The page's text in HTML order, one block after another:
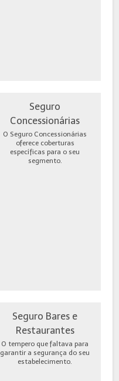
Seguro
Concessionárias
O Seguro Concessionárias
oferece coberturas
específicas para o seu
segmento.
Seguro Bares e
Restaurantes
O tempero que faltava para
garantir a segurança do seu
estabelecimento.